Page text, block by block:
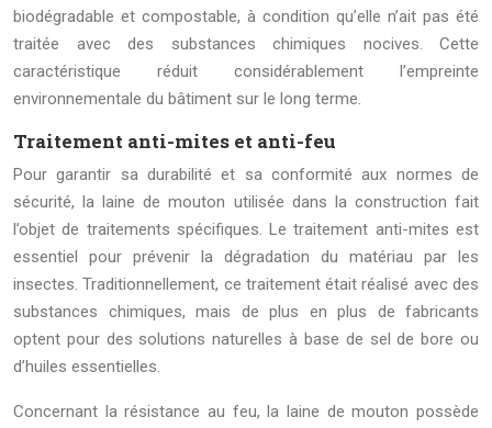
biodégradable et compostable, à condition qu’elle n’ait pas été
traitée avec des substances chimiques nocives. Cette
caractéristique réduit considérablement l’empreinte
environnementale du bâtiment sur le long terme.
Traitement anti-mites et anti-feu
Pour garantir sa durabilité et sa conformité aux normes de
sécurité, la laine de mouton utilisée dans la construction fait
l’objet de traitements spécifiques. Le traitement anti-mites est
essentiel pour prévenir la dégradation du matériau par les
insectes. Traditionnellement, ce traitement était réalisé avec des
substances chimiques, mais de plus en plus de fabricants
optent pour des solutions naturelles à base de sel de bore ou
d’huiles essentielles.
Concernant la résistance au feu, la laine de mouton possède